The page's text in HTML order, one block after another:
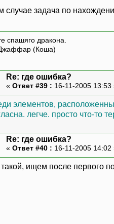
случае задача по
спашяго дракона.
(Коша)
Re: где ошибка?
« Ответ #39 : 16-11-2005
элементов,
легче. просто что-то
Re: где ошибка?
« Ответ #40 : 16-11-2005
ищем после первого